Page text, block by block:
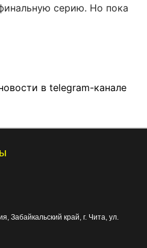
серию. Но пока
в telegram-канале
Забайкальский край, г. Чита ул.